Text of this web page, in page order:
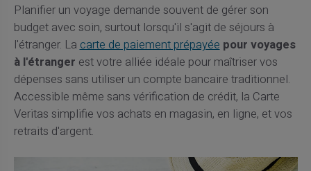
Planifier un voyage demande souvent de gérer son
budget avec soin, surtout lorsqu'il s'agit de séjours à
l'étranger. Lacarte de paiement prépayée pour voyages
à l'étranger est votre alliée idéale pour maîtriser vos
dépenses sans utiliser un compte bancaire traditionnel.
Accessible même sans vérification de crédit, la Carte
Veritas simplifie vos achats en magasin, en ligne, et vos
retraits d'argent.